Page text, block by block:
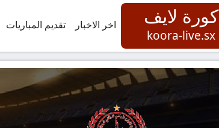
كورة لايف
koora-live.sx
اخر الاخبار تقديم المباريات